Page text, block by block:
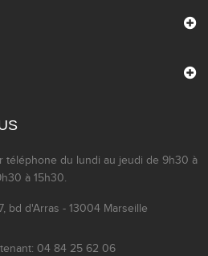
téléphone du lundi au jeudi de 9h30 à
à 15h30.
bd d'Arras - 13004 Marseille
04 84 25 62 06